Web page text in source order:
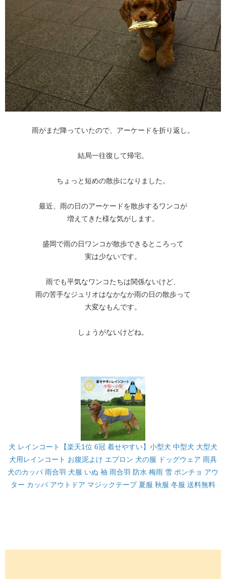
雨がまだ降っていたので、アーケードを折り返し。
結局一往復して帰宅。
ちょっと短めの散歩になりました。
最近、雨の日のアーケードを散歩するワンコが
増えてきた様な気がします。
盛岡で雨の日ワンコが散歩できるところって
実は少ないです。
雨でも平気なワンコたちは関係ないけど、
雨の苦手なジュリオはなかなか雨の日の散歩って
大変なもんです。
しょうがないけどね。
犬 レインコート【楽天1位 6冠 着せやすい】小型犬 中型犬 大型犬
犬用レインコート お腹泥よけ エプロン 犬の服 ドッグウェア 雨具
犬のカッパ 雨合羽 犬服 いぬ 袖 雨合羽 防水 梅雨 雪 ポンチョ アウ
ター カッパ アウトドア マジックテープ 夏服 秋服 冬服 送料無料